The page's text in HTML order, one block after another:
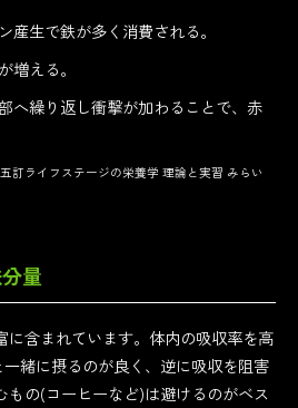
産生で鉄が多く消費される。
増える。
へ繰り返し衝撃が加わることで、 赤
訂ライフステージの栄養学 理論と実習 みらい
量
に含まれています。体内の吸収率を高
緒に摂るのが良く、逆に吸収を阻害
もの(コーヒーなど)は避けるのがベス